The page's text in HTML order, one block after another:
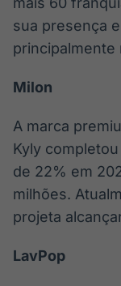
sua presença
principalmente
Milon
A marca
Kyly
de 22% em
milhões.
projeta
LavPop